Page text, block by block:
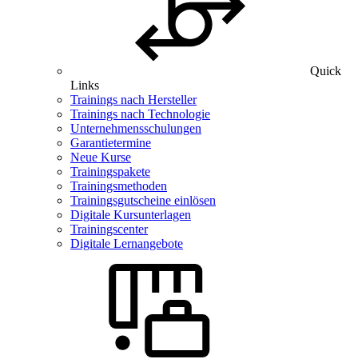
Quick
Links
Trainings nach Hersteller
Trainings nach Technologie
Unternehmensschulungen
Garantietermine
Neue Kurse
Trainingspakete
Trainingsmethoden
Trainingsgutscheine einlösen
Digitale Kursunterlagen
Trainingscenter
Digitale Lernangebote